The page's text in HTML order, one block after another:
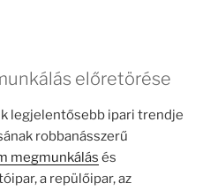
előretörése
legjelentősebb ipari trendje
robbanásszerű
megmunkálás és
a repülőipar, az